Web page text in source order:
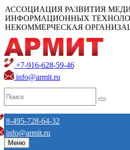
АССОЦИАЦИЯ РАЗВИТИЯ
ИНФОРМАЦИОННЫХ
НЕКОММЕРЧЕСКАЯ
+7-916-628-59-46
info@armit.ru
8-495-728-64-32
info@armit.ru
Меню